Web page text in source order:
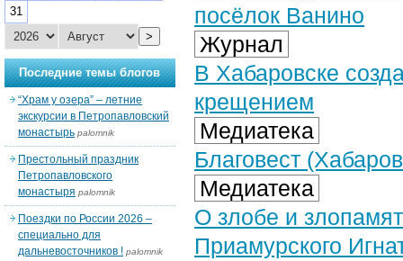
посёлок Ванино
Журнал
В Хабаровске
крещением
Медиатека
Благовест
Медиатека
О злобе и
Приамурского
31
>
Последние темы блогов
“Храм у озера” – летние
экскурсии в Петропавловский
монастырь palomnik
Престольный праздник
Петропавловского
монастыря palomnik
Поездки по России 2026 –
специально для
дальневосточников ! palomnik